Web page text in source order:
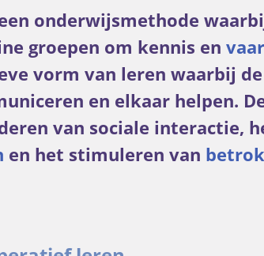
onderwijsmethode
groepen om kennis en
vorm van leren waarbij
en elkaar helpen.
van sociale interactie,
en het stimuleren van